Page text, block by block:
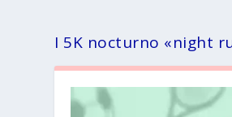
I 5K nocturno «night